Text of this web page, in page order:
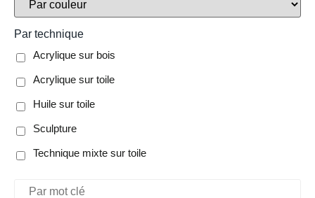
Par technique
Acrylique sur bois
Acrylique sur toile
Huile sur toile
Sculpture
Technique mixte sur toile